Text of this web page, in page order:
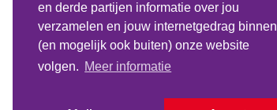
en derde partijen informatie over jou
verzamelen en jouw internetgedrag binnen
(en mogelijk ook buiten) onze website
volgen. Meer informatie